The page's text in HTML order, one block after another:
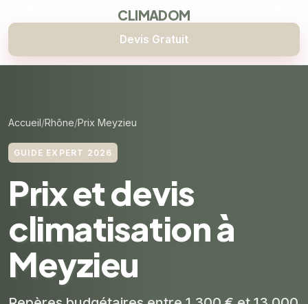
CLIMADOM
Devis Gratuit
Accueil Rhône Prix Meyzieu
GUIDE EXPERT 2026
Prix et devis
climatisation à
Meyzieu